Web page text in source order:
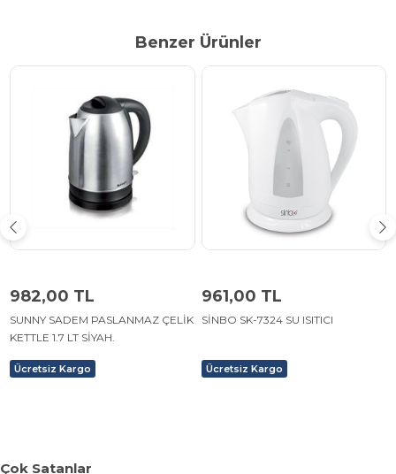
Benzer Ürünler
982,00 TL
SUNNY SADEM PASLANMAZ ÇELİK
KETTLE 1.7 LT SİYAH.
Ücretsiz Kargo
961,00 TL
SİNBO SK-7324 SU ISITICI
Ücretsiz Kargo
Çok Satanlar